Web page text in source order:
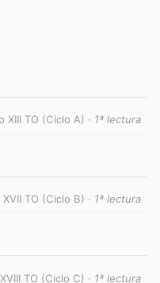
XIII TO (Ciclo A) · 1ª lectura
TO (Ciclo B) · 1ª lectura
TO (Ciclo C) · 1ª lectura